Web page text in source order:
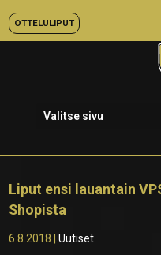
OTTELULIPUT
Valitse sivu
Liput ensi lauantain
Shopista
6.8.2018 |Uutiset